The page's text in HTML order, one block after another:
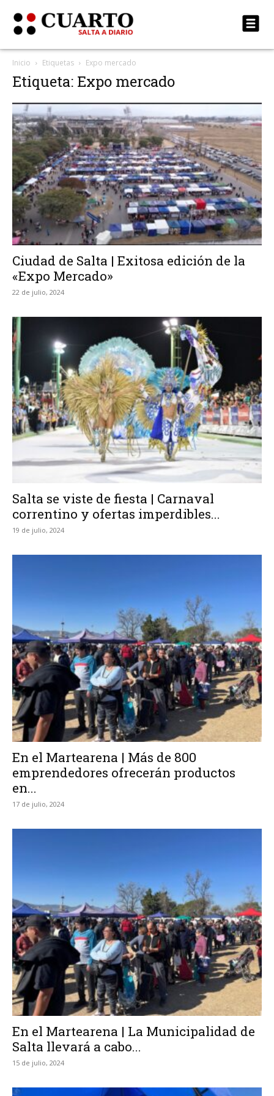
Inicio Etiquetas Expo mercado
Etiqueta: Expo mercado
Ciudad de Salta | Exitosa edición de la
«Expo Mercado»
22 de julio, 2024
Salta se viste de fiesta | Carnaval
correntino y ofertas imperdibles...
19 de julio, 2024
En el Martearena | Más de 800
emprendedores ofrecerán productos
en...
17 de julio, 2024
En el Martearena | La Municipalidad de
Salta llevará a cabo...
15 de julio, 2024